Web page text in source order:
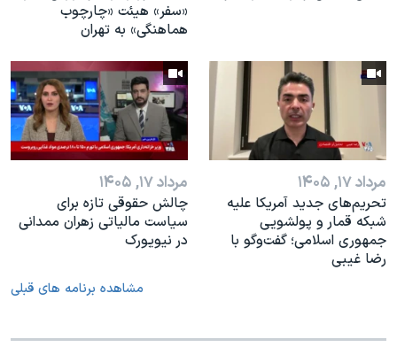
«سفر» هیئت «چارچوب
هماهنگی» به تهران
مرداد ۱۷, ۱۴۰۵
تحریم‌های جدید آمریکا علیه
شبکه قمار و پولشویی
جمهوری اسلامی؛ گفت‌وگو با
رضا غیبی
مرداد ۱۷, ۱۴۰۵
چالش حقوقی تازه برای
سیاست مالیاتی زهران ممدانی
در نیویورک
مشاهده برنامه های قبلی